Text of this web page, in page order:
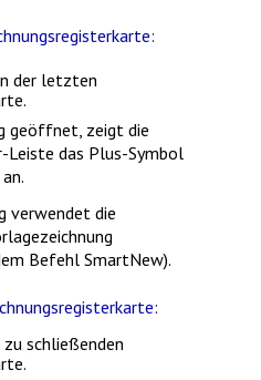
der letzten
geöffnet, zeigt die
Leiste das Plus-Symbol
verwendet die
BefehlSmartNew).
schließenden